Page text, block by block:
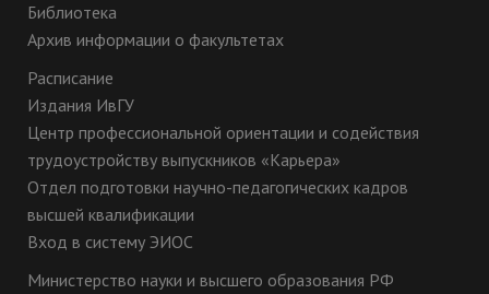
Библиотека
Архив информации о факультетах
Расписание
Издания ИвГУ
Центр профессиональной ориентации и содействия
трудоустройству выпускников «Карьера»
Отдел подготовки научно-педагогических кадров
высшей квалификации
Вход в систему ЭИОС
Министерство науки и высшего образования РФ